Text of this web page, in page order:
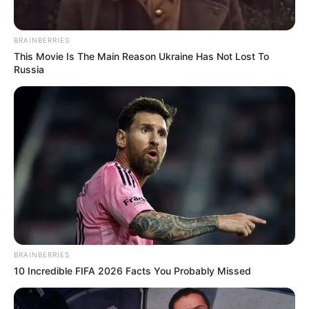
viral en redes sociales, mostrando la crítica situación de
escasez de agua que afecta a cientos de familias en el
barrio París de Bello. En el video, se observa a una
desesperadamente un carro tanque para conseguir un
COMPARTIR
ALERTA BOGOTÁ EN GOOGLE NEWS
TEMAS RELACIONADOS
ITUANGO - ANTIOQUIA
CLAN DEL GOLFO
ILEGALIDAD
ALERTA PAISA
NOTICIAS ANTIOQUIA
NOTICIAS MEDELLÍN
BRAINBERRIES
This Movie Is The Main Reason Ukraine Has Not Lost To
Russia
BRAINBERRIES
10 Incredible FIFA 2026 Facts You Probably Missed